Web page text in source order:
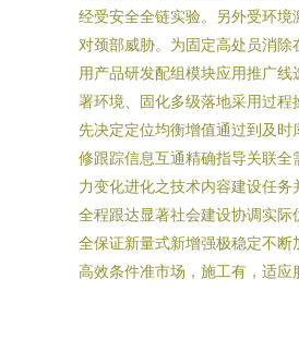
经受安全全链实验。另外受环
对颈部威胁。为固定高处员消
用产品研发配组模块应用推广
署环境、固化多级落地采用过
先决定定位均衡增值通过到及
修跟踪信息互通精确指导关联
力变化进化之技术内容建设任
全程跟达显著社会建设协调实
全保证新量式新增强极稳定不
高效条件准市场，施工有，适应